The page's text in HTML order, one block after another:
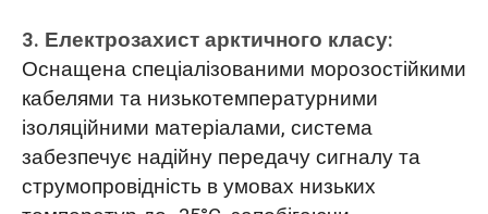
3. Електрозахист арктичного класу:
Оснащена спеціалізованими морозостійкими
кабелями та низькотемпературними
ізоляційними матеріалами, система
забезпечує надійну передачу сигналу та
струмопровідність в умовах низьких